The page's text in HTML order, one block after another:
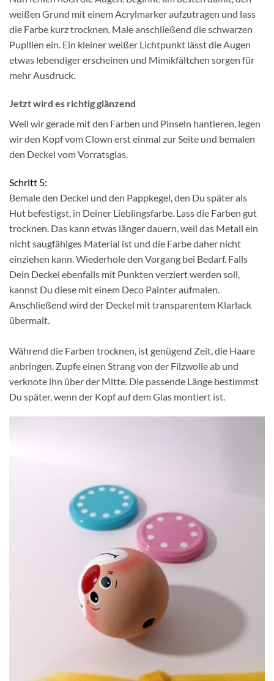
weißen Grund mit einem Acrylmarker aufzutragen und lass
die Farbe kurz trocknen. Male anschließend die schwarzen
Pupillen ein. Ein kleiner weißer Lichtpunkt lässt die Augen
etwas lebendiger erscheinen und Mimikfältchen sorgen für
mehr Ausdruck.
Jetzt wird es richtig glänzend
Weil wir gerade mit den Farben und Pinseln hantieren, legen
wir den Kopf vom Clown erst einmal zur Seite und bemalen
den Deckel vom Vorratsglas.
Schritt 5:
Bemale den Deckel und den Pappkegel, den Du später als
Hut befestigst, in Deiner Lieblingsfarbe. Lass die Farben gut
trocknen. Das kann etwas länger dauern, weil das Metall ein
nicht saugfähiges Material ist und die Farbe daher nicht
einziehen kann. Wiederhole den Vorgang bei Bedarf. Falls
Dein Deckel ebenfalls mit Punkten verziert werden soll,
kannst Du diese mit einem Deco Painter aufmalen.
Anschließend wird der Deckel mit transparentem Klarlack
übermalt.
Während die Farben trocknen, ist genügend Zeit, die Haare
anbringen. Zupfe einen Strang von der Filzwolle ab und
verknote ihn über der Mitte. Die passende Länge bestimmst
Du später, wenn der Kopf auf dem Glas montiert ist.